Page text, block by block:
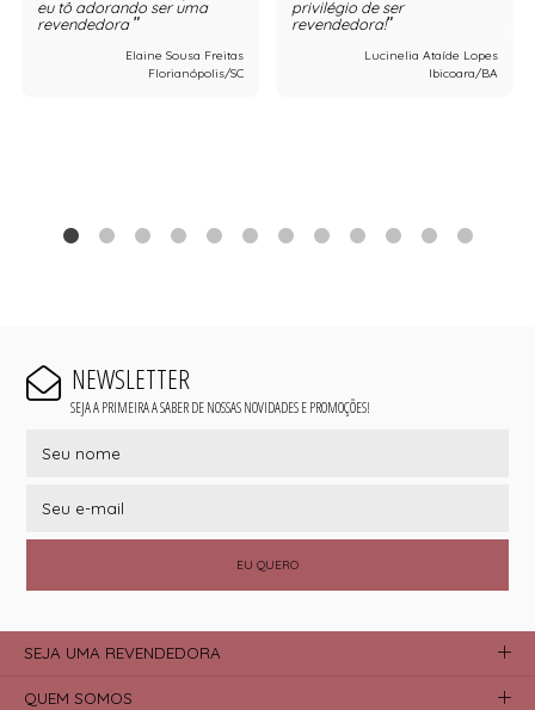
eu tô adorando ser uma
revendedora
Elaine Sousa Freitas
Florianópolis/SC
privilégio de ser
revendedora!
Lucinelia Ataíde Lopes
Ibicoara/BA
NEWSLETTER
SEJA A PRIMEIRA A SABER DE NOSSAS NOVIDADES E PROMOÇÕES!
EU QUERO
SEJA UMA REVENDEDORA
QUEM SOMOS